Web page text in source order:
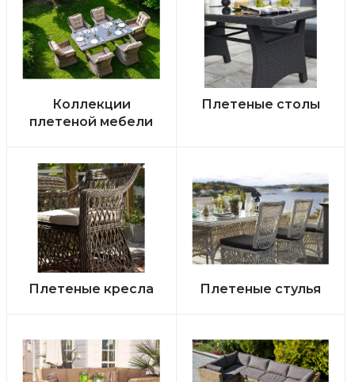
Коллекции
плетеной мебели
Плетеные столы
Плетеные кресла Плетеные стулья